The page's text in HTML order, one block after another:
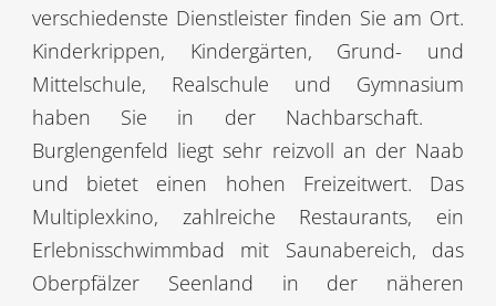
verschiedenste Dienstleister finden Sie am Ort.
Kinderkrippen, Kindergärten, Grund- und
Mittelschule, Realschule und Gymnasium
haben Sie in der Nachbarschaft.
Burglengenfeld liegt sehr reizvoll an der Naab
und bietet einen hohen Freizeitwert. Das
Multiplexkino, zahlreiche Restaurants, ein
Erlebnisschwimmbad mit Saunabereich, das
Oberpfälzer Seenland in der näheren